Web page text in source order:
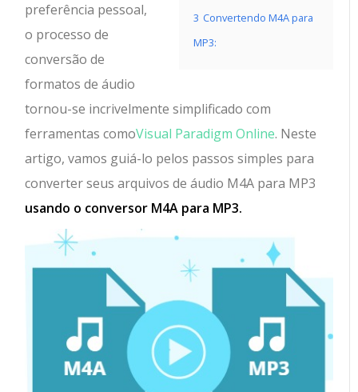
3 Convertendo M4A para
MP3:
preferência pessoal,
o processo de
conversão de
formatos de áudio
tornou-se incrivelmente simplificado com
ferramentas comoVisual Paradigm Online. Neste
artigo, vamos guiá-lo pelos passos simples para
converter seus arquivos de áudio M4A para MP3
usando o conversor M4A para MP3.